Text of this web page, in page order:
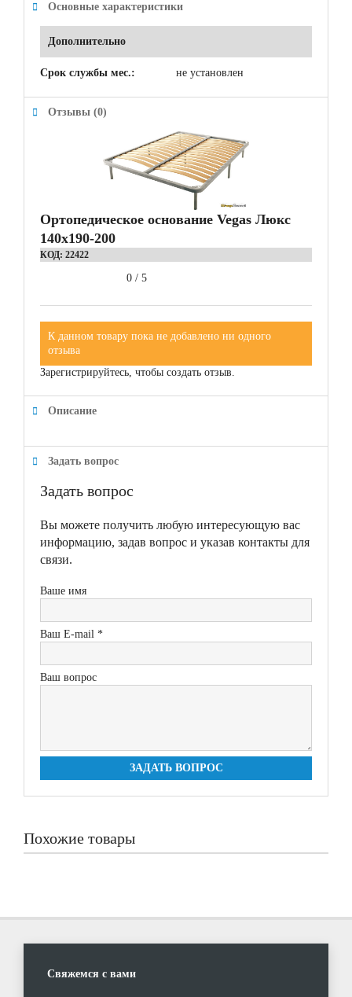
Основные характеристики
Дополнительно
Срок службы мес.: не установлен
Отзывы (0)
Ортопедическое основание Vegas Люкс
140x190-200
КОД: 22422
0 / 5
К данном товару пока не добавлено ни одного
отзыва
Зарегистрируйтесь, чтобы создать отзыв.
Описание
Задать вопрос
Задать вопрос
Вы можете получить любую интересующую вас
информацию, задав вопрос и указав контакты для
связи.
Ваше имя
Ваш E-mail *
Ваш вопрос
ЗАДАТЬ ВОПРОС
Похожие товары
Свяжемся с вами